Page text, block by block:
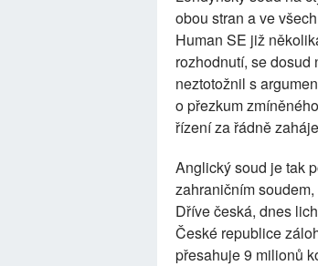
obou stran a ve
Human SE již
rozhodnutí, se
neztotožnil s
o přezkum
řízení za řádně
Anglický soud je tak
zahraničním
Dříve česká, dnes
České republice
přesahuje 9 milionů